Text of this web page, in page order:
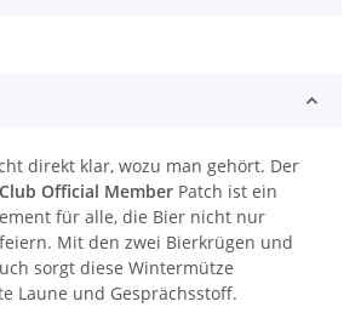
direkt klar, wozu man gehört. Der
Official Member Patch ist ein
für alle, die Bier nicht nur
Mit den zwei Bierkrügen und
sorgt diese Wintermütze
Laune und Gesprächsstoff.